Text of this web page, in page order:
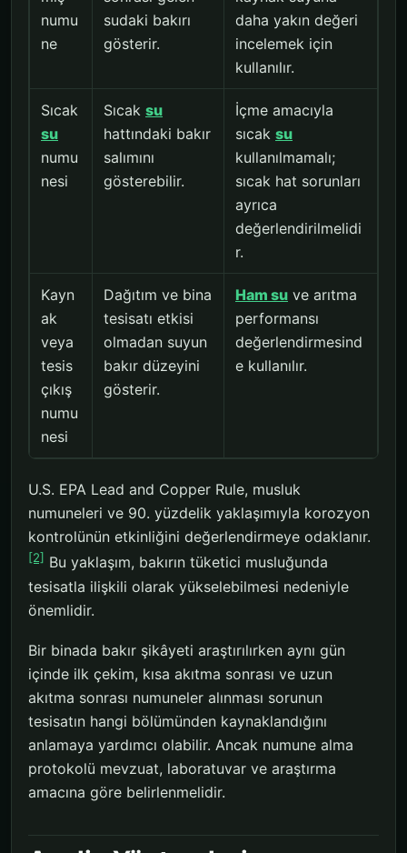
numu
ne
sudaki bakırı
gösterir.
daha yakın değeri
incelemek için
kullanılır.
Sıcak
su
numu
nesi
Sıcak su
hattındaki bakır
salımını
gösterebilir.
İçme amacıyla
sıcak su
kullanılmamalı;
sıcak hat sorunları
ayrıca
değerlendirilmelidi
r.
Kayn
ak
veya
tesis
çıkış
numu
nesi
Dağıtım ve bina
tesisatı etkisi
olmadan suyun
bakır düzeyini
gösterir.
Ham su ve arıtma
performansı
değerlendirmesind
e kullanılır.
U.S. EPA Lead and Copper Rule, musluk
numuneleri ve 90. yüzdelik yaklaşımıyla korozyon
kontrolünün etkinliğini değerlendirmeye odaklanır.
[2] Bu yaklaşım, bakırın tüketici musluğunda
tesisatla ilişkili olarak yükselebilmesi nedeniyle
önemlidir.
Bir binada bakır şikâyeti araştırılırken aynı gün
içinde ilk çekim, kısa akıtma sonrası ve uzun
akıtma sonrası numuneler alınması sorunun
tesisatın hangi bölümünden kaynaklandığını
anlamaya yardımcı olabilir. Ancak numune alma
protokolü mevzuat, laboratuvar ve araştırma
amacına göre belirlenmelidir.